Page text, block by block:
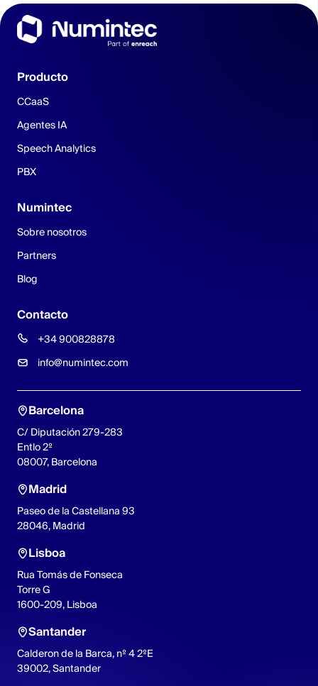
Producto
CCaaS
Agentes IA
Speech Analytics
PBX
Numintec
Sobre nosotros
Partners
Blog
Contacto
+34 900828878
info@numintec.com
Barcelona
C/ Diputación 279-283
Entlo 2º
08007, Barcelona
Madrid
Paseo de la Castellana 93
28046, Madrid
Lisboa
Rua Tomás de Fonseca
Torre G
1600-209, Lisboa
Santander
Calderon de la Barca, nº 4 2ºE
39002, Santander